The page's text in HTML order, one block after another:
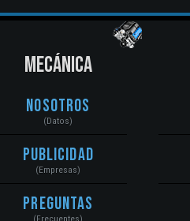
MECÁNICA
Nosotros
(Datos)
Publicidad
(Empresas)
Preguntas